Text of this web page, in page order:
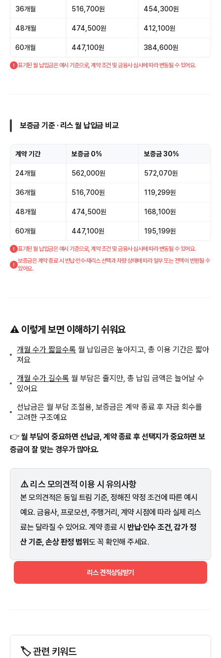
36개월 516,700원 454,300원
48개월 474,500원 412,100원
60개월 447,100원 384,600원
표기된 월 납입금은 예시 기준으로, 계약 조건 및 금융사 심사에 따라 변동될 수 있어요.
보증금 기준 · 리스 월 납입금 비교
계약 기간 보증금 0% 보증금 30%
24개월 562,000원 572,070원
36개월 516,700원 119,299원
48개월 474,500원 168,100원
60개월 447,100원 195,199원
표기된 월 납입금은 예시 기준으로, 계약 조건 및 금융사 심사에 따라 변동될 수 있어요.
보증금은 계약 종료 시 반납·인수·재리스 선택과 차량 상태에 따라 일부 또는 전액이 반환될 수
있어요.
⚠️ 이렇게 보면 이해하기 쉬워요
개월 수가 짧을수록 월 납입금은 높아지고, 총 이용 기간은 짧아
져요
개월 수가 길수록 월 부담은 줄지만, 총 납입 금액은 늘어날 수
있어요
선납금은 월 부담 조절용, 보증금은 계약 종료 후 자금 회수를
고려한 구조예요
👉 월 부담이 중요하면 선납금, 계약 종료 후 선택지가 중요하면 보
증금이 잘 맞는 경우가 많아요.
⚠️ 리스 모의견적 이용 시 유의사항
본 모의견적은 동일 트림 기준, 정해진 약정 조건에 따른 예시
예요. 금융사, 프로모션, 주행거리, 계약 시점에 따라 실제 리스
료는 달라질 수 있어요. 계약 종료 시 반납·인수 조건, 감가 정
산 기준, 손상 판정 범위도 꼭 확인해 주세요.
리스 견적상담받기
🏷️ 관련 키워드